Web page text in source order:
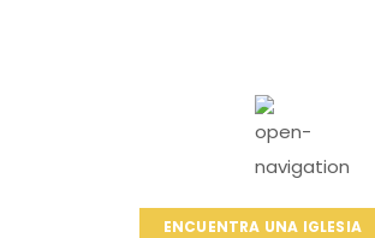
ENCUENTRA UNA IGLESIA